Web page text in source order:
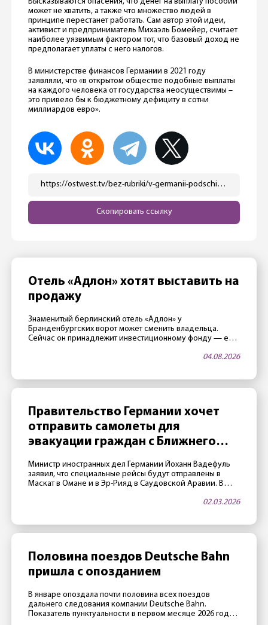
может не хватить, а также что множество людей в
принципе перестанет работать. Сам автор этой идеи,
активист и предприниматель Михаэль Бомейер, считает
наиболее уязвимым фактором тот, что базовый доход не
предполагает уплаты с него налогов.
В министерстве финансов Германии в 2021 году
заявляли, что «в открытом обществе подобные выплаты
на каждого человека от государства неосуществимы –
это привело бы к бюджетному дефициту в сотни
миллиардов евро».
https://ostwest.tv/bez-rubriki/v-germanii-podschitali-83-nemcev-vyigrajut-ot-vvedeniya-bazovogo-dohoda/
Скопировать ссылку
Отель «Адлон» хотят выставить на
продажу
Знаменитый берлинский отель «Адлон» у
Бранденбургских ворот может сменить владельца.
Сейчас он принадлежит инвестиционному фонду — его
хотят продать отель. Не последнюю роль играет и
закрытый фонд Fundus-Fund 31. По данным издания
04.08.2026
Правительство Германии хочет
отправить самолеты для
эвакуации граждан с Ближнего
Министр иностранных дел Германии Йоханн Вадефуль
заявил, что специальные рейсы будут отправлены в
Маскат в Омане и в Эр-Рияд в Саудовской Аравии. В
авиакомпания Lufthansa в переговорах с МИД Германии
зарегистрироваться на антикризисном портале ELEFAND
02.03.2026
Половина поездов Deutsche Bahn
пришла с опозданием
В январе опоздала почти половина всех поездов
дальнего следования компании Deutsche Bahn.
Показатель пунктуальности в первом месяце 2026 года